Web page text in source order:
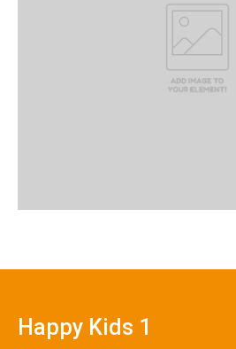
Happy Kids 1